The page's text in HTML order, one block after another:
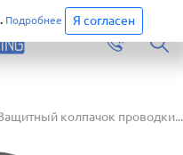
Перейти
колпачок проводки...
Подробнее Я согласен